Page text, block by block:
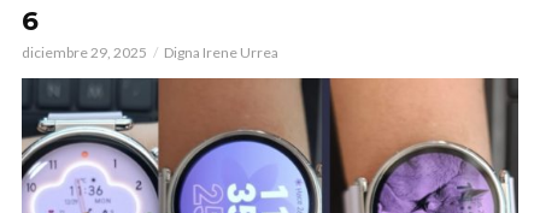
6
diciembre 29, 2025 Digna Irene Urrea